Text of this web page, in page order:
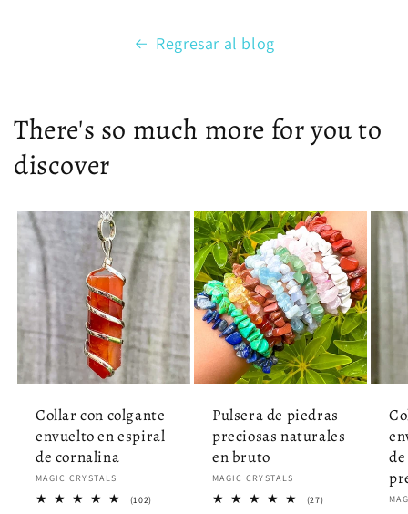
Regresar al blog
There's so much more for you to
discover
Collar con colgante
envuelto en espiral
de cornalina
Proveedor:
MAGIC CRYSTALS
(102)
Pulsera de piedras
preciosas naturales
en bruto
Proveedor:
MAGIC CRYSTALS
(27)27